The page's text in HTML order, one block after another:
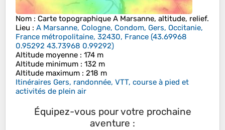
Nom : Carte topographique A Marsanne, altitude, relief.
Lieu : A Marsanne, Cologne, Condom, Gers, Occitanie,
France métropolitaine, 32430, France (43.69968
0.95292 43.73968 0.99292)
Altitude moyenne : 174 m
Altitude minimum : 132 m
Altitude maximum : 218 m
Itinéraires Gers, randonnée, VTT, course à pied et
activités de plein air
Équipez-vous pour votre prochaine
aventure :